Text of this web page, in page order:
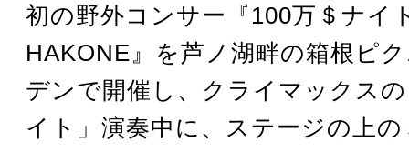
初の野外コンサー『100万＄ナイ
HAKONE』を芦ノ湖畔の箱根ピ
デンで開催し、クライマックス
イト」演奏中に、ステージの上